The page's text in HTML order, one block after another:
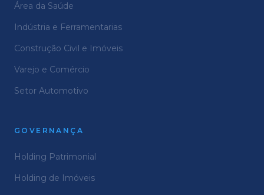
Área da Saúde
Indústria e Ferramentarias
Construção Civil e Imóveis
Varejo e Comércio
Setor Automotivo
GOVERNANÇA
Holding Patrimonial
Holding de Imóveis